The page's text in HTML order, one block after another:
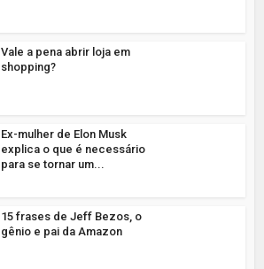
Vale a pena abrir loja em
shopping?
Ex-mulher de Elon Musk
explica o que é necessário
para se tornar um...
15 frases de Jeff Bezos, o
gênio e pai da Amazon